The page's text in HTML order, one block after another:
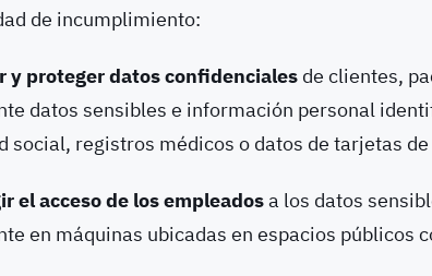
de incumplimiento:
y proteger datos confidenciales de clientes,
datos sensibles e información personal
social, registros médicos o datos de tarjetas
el acceso de los empleadosa los datos
en máquinas ubicadas en espacios públicos